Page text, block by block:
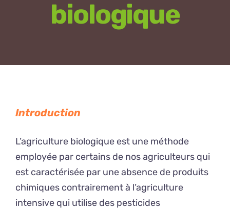
biologique
Introduction
L’agriculture biologique est une méthode
employée par certains de nos agriculteurs qui
est caractérisée par une absence de produits
chimiques contrairement à l’agriculture
intensive qui utilise des pesticides